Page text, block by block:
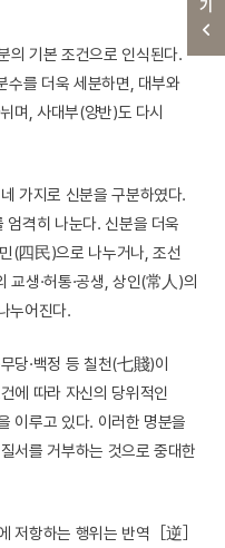
의 기본 조건으로 인식된다.
수를 더욱 세분하면, 대부와
며, 사대부(양반)도 다시
가지로 신분을 구분하였다.
격히 나눈다. 신분을 더욱
(四民)으로 나누거나, 조선
생·허통·공생, 상인(常人)의
누어진다.
무당·백정 등 칠천(七賤)이
에 따라 자신의 당위적인
이루고 있다. 이러한 명분을
서를 거부하는 것으로 중대한
저항하는 행위는 반역［逆］